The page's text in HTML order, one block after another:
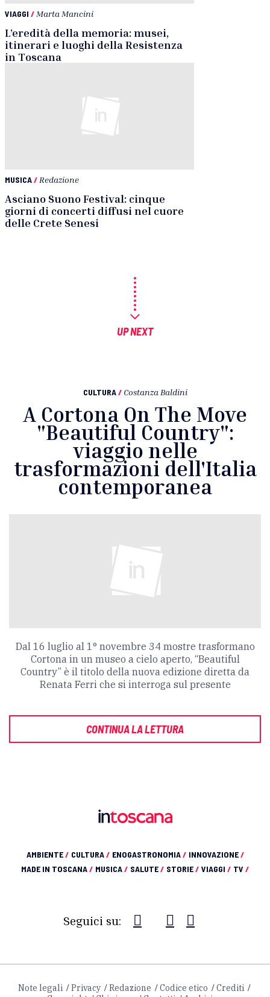
VIAGGI / Marta Mancini
L’eredità della memoria: musei,
itinerari e luoghi della Resistenza
in Toscana
MUSICA/ Redazione
Asciano Suono Festival: cinque
giorni di concerti diffusi nel cuore
delle Crete Senesi
UP NEXT
CULTURA / Costanza Baldini
A Cortona On The Move
"Beautiful Country":
viaggio nelle
trasformazioni dell'Italia
contemporanea
Dal 16 luglio al 1° novembre 34 mostre trasformano
Cortona in un museo a cielo aperto, “Beautiful
Country” è il titolo della nuova edizione diretta da
Renata Ferri che si interroga sul presente
CONTINUA LA LETTURA
AMBIENTE/ CULTURA/ ENOGASTRONOMIA/ INNOVAZIONE/
MADE IN TOSCANA/ MUSICA/ SALUTE/ STORIE/ VIAGGI / TV /
Seguici su:
Note legali Privacy Redazione Codice etico
Crediti